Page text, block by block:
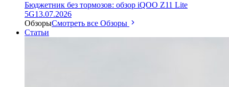
Бюджетник без тормозов: обзор iQOO Z11 Lite
5G13.07.2026
ОбзорыСмотреть все Обзоры
Статьи